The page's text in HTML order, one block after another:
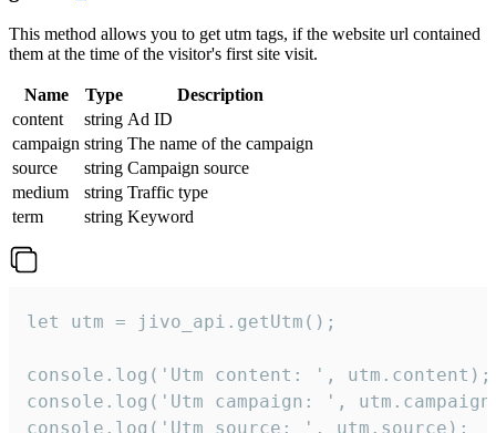
This method allows you to get utm tags, if the website url contained
them at the time of the visitor's first site visit.
Name Type
Description
content
string Ad ID
campaign string The name of the campaign
source
string Campaign source
medium
string Traffic type
term
string Keyword
let utm = jivo_api.getUtm();
console.log('Utm content: ', utm.content);
console.log('Utm campaign: ',
console.log('Utm source: ', utm.source);